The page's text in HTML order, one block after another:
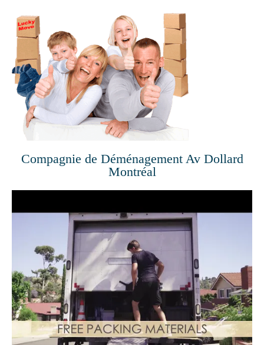
Compagnie de Déménagement Av Dollard
Montréal